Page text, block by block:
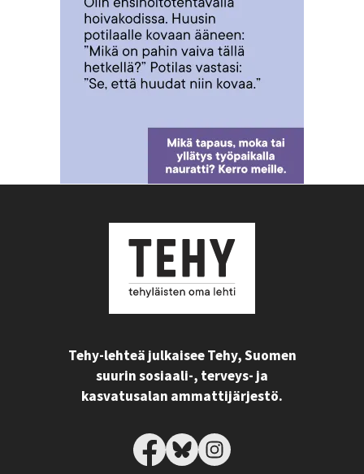
Tehy-lehteä julkaisee Tehy, Suomen
suurin sosiaali-, terveys- ja
kasvatusalan ammattijärjestö.